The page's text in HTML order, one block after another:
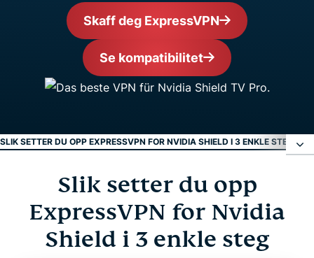
Skaff deg ExpressVPN
Se kompatibilitet
SLIK SETTER DU OPP EXPRESSVPN FOR NVIDIA SHIELD I 3 ENKLE STEG
Slik setter du opp ExpressVPN for Nvidia Shield i
Video: Slik installerer du et VPN på Nvidia Shield
Slik setter du opp
ExpressVPN for Nvidia
Shield i 3 enkle steg